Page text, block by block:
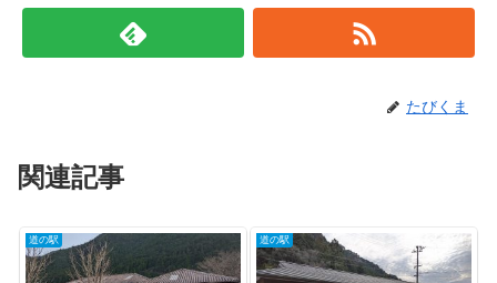
たびくま
関連記事
道の駅 道の駅